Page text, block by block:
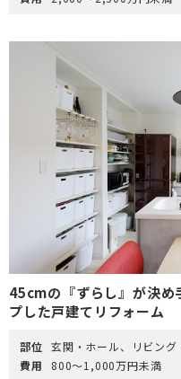
45cmの『ずらし』が決め
プした戸建てリフォーム
部位 玄関・ホール、リビン
費用
800～1,000万円未満